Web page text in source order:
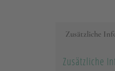
Zusätzliche
Zusätzliche